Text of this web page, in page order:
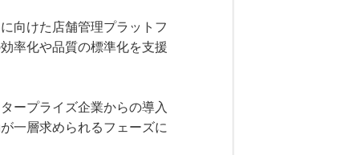
向けた店舗管理プラットフ
率化や品質の標準化を支援
ープライズ企業からの導入
一層求められるフェーズに